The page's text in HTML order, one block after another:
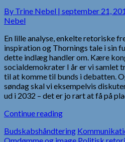
By Trine Nebel | september 21,
Nebel
En lille analyse, enkelte retoriske
inspiration og Thornings tale i sin
dette indlæg handler om. Kære
socialdemokrater I år er vi samlet
til at komme til bunds i debatten.
søndag skal vi eksempelvis
ud i 2032 – det er jo rart at få på
Continue reading
Budskabshåndtering